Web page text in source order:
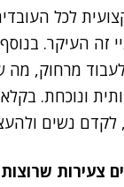
לכל
זה העיקר.
מרחוק, מה
ונוכחת.
לקדם נשים
צעירות